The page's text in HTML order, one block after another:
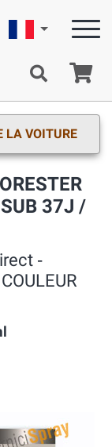
Française
LA VOITURE
37J /
‐